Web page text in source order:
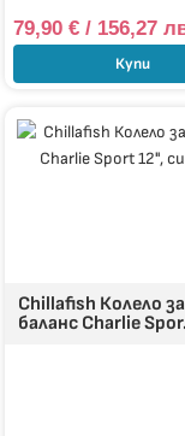
79,90 €/ 156,27
Купи
Chillafish Колело за
баланс Charlie